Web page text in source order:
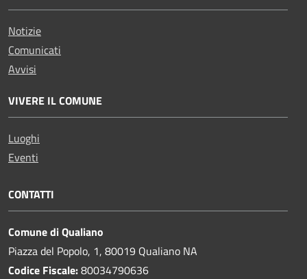
Notizie
Comunicati
Avvisi
VIVERE IL COMUNE
Luoghi
Eventi
CONTATTI
Comune di Qualiano
Piazza del Popolo, 1, 80019 Qualiano NA
Codice Fiscale:80034790636